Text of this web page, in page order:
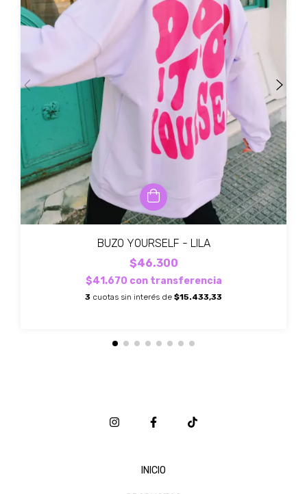
BUZO YOURSELF - LILA
$46.300
$41.670 con transferencia
3 cuotas sin interés de $15.433,33
INICIO